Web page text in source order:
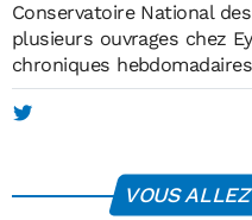
Conservatoire National
plusieurs ouvrages chez
chroniques
les vendredis un article
travers l'économie, et
VOUS